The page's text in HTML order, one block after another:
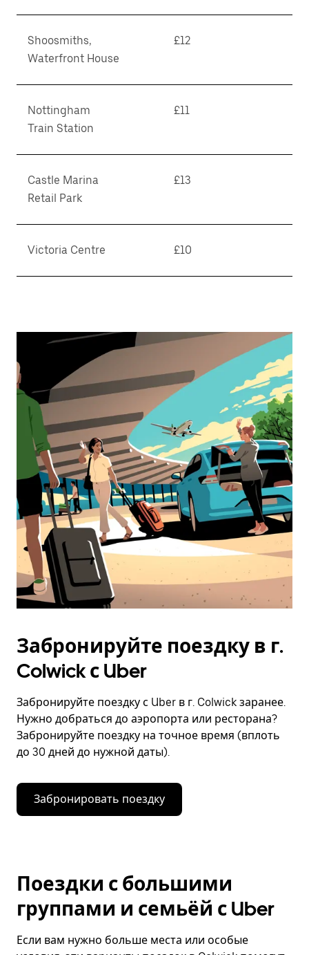
Shoosmiths,
Waterfront House
£12
Nottingham
Train Station
£11
Castle Marina
Retail Park
£13
Victoria Centre £10
Забронируйте поездку в г.
Colwick с Uber
Забронируйте поездку с Uber в г. Colwick заранее.
Нужно добраться до аэропорта или ресторана?
Забронируйте поездку на точное время (вплоть
до 30 дней до нужной даты).
Забронировать поездку
Поездки с большими
группами и семьёй с Uber
Если вам нужно больше места или особые